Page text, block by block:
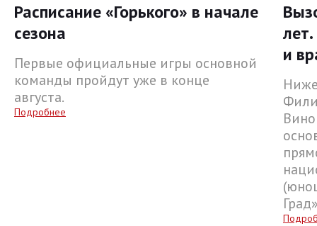
Расписание «Горького» в начале
сезона
Первые официальные игры основной
команды пройдут уже в конце
августа.
Подробнее
и